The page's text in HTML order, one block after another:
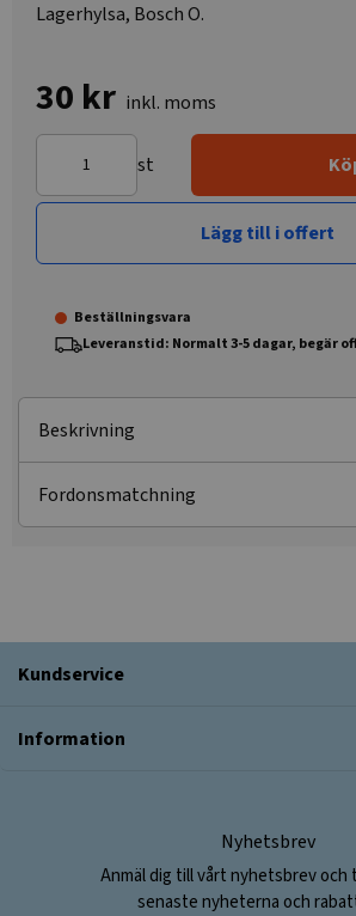
Lagerhylsa, Bosch O.
30 kr inkl. moms
st
Lägg till i offert
Beställningsvara
Leveranstid: Normalt 3-5 dagar, begär
Beskrivning
Fordonsmatchning
Kundservice
Information
Nyhetsbrev
Anmäl dig till vårt nyhetsbrev och
senaste nyheterna och